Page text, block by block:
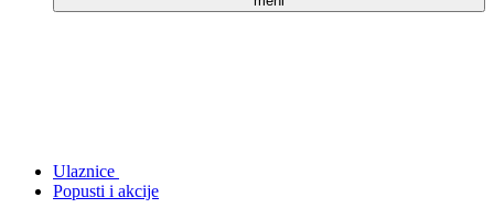
Ulaznice
Popusti i akcije